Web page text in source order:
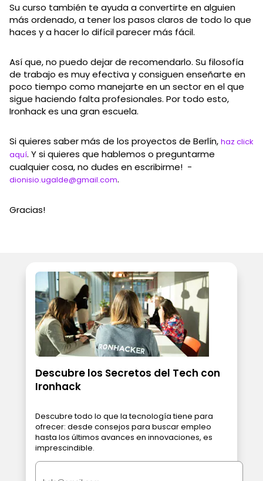
Su curso también te ayuda a convertirte en alguien
más ordenado, a tener los pasos claros de todo lo que
haces y a hacer lo difícil parecer más fácil.
Así que, no puedo dejar de recomendarlo. Su filosofía
de trabajo es muy efectiva y consiguen enseñarte en
poco tiempo como manejarte en un sector en el que
sigue haciendo falta profesionales. Por todo esto,
Ironhack es una gran escuela.
Si quieres saber más de los proyectos de Berlín, haz click
aquí. Y si quieres que hablemos o preguntarme
cualquier cosa, no dudes en escribirme! -
dionisio.ugalde@gmail.com.
Gracias!
Descubre los Secretos del Tech con
Ironhack
Descubre todo lo que la tecnología tiene para
ofrecer: desde consejos para buscar empleo
hasta los últimos avances en innovaciones, es
imprescindible.